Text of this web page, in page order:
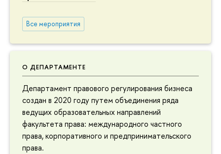
Все мероприятия
О ДЕПАРТАМЕНТЕ
Департамент правового регулирования бизнеса
создан в 2020 году путем объединения ряда
ведущих образовательных направлений
факультета права: международного частного
права, корпоративного и предпринимательского
права.